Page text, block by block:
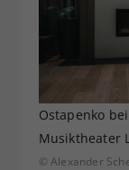
Ostapenko
Musiktheater
© Alexander